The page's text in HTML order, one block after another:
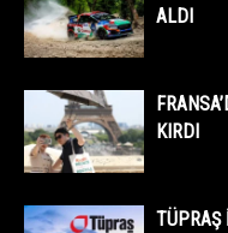
ALDI
KIRDI
TÜPRAŞ